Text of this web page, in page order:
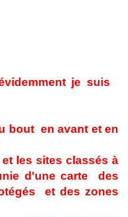
je suis
bout en avant et en
les sites classés à
d'une carte des
et des zones